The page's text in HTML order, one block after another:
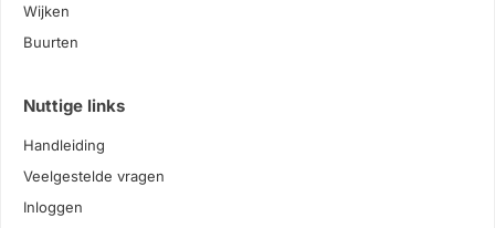
Wijken
Buurten
Nuttige links
Handleiding
Veelgestelde vragen
Inloggen